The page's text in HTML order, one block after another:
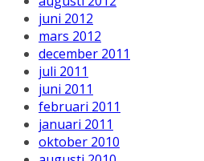
juni 2012
mars 2012
december 2011
juli 2011
juni 2011
februari 2011
januari 2011
oktober 2010